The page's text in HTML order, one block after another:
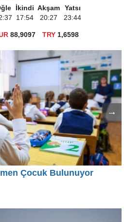
İkindi Akşam
Yatsı
17:54 20:27 23:44
88,9097 TRY1,6598
→
Çocuk Bulunuyor